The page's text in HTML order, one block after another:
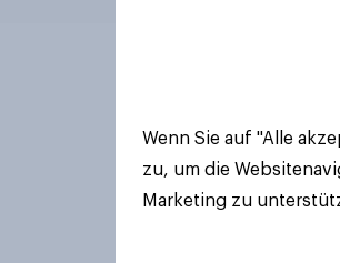
Wenn Sie auf "Alle
zu, um die
Marketing zu